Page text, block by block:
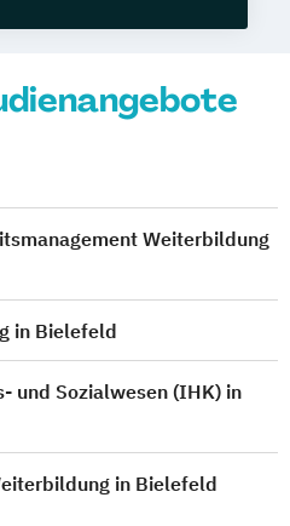
Weiterbildung
in Bielefeld
und Sozialwesen (IHK) in
in Bielefeld